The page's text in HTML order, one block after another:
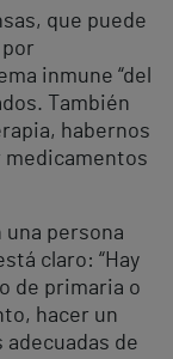
que puede
inmune “del
También
habernos
medicamentos
persona
claro: “Hay
de primaria o
hacer un
de